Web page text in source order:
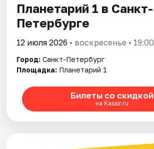
Города
Площадки
Рейтинги
Планетарий 1 в Санкт-
Петербурге
12 июля 2026 • воскресенье • 19:00
Город: Санкт-Петербург
Площадка: Планетарий 1
Билеты со скидкой
на Kassir.ru